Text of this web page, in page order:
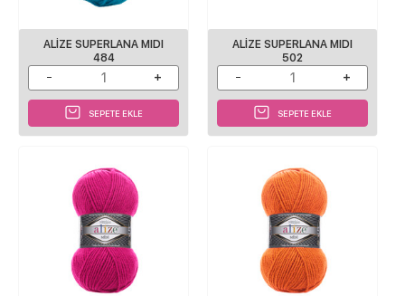
ALIZE SUPERLANA MIDI
484
SEPETE EKLE
ALIZE SUPERLANA MIDI
502
SEPETE EKLE